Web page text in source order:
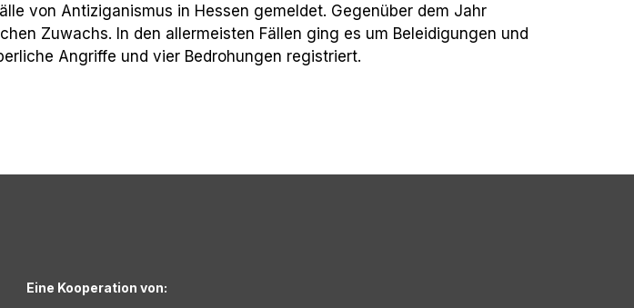
von Antiziganismus in Hessen gemeldet. Gegenüber dem Jahr
Zuwachs. In den allermeisten Fällen ging es um Beleidigungen und
Angriffe und vier Bedrohungen registriert.
Eine Kooperation von: